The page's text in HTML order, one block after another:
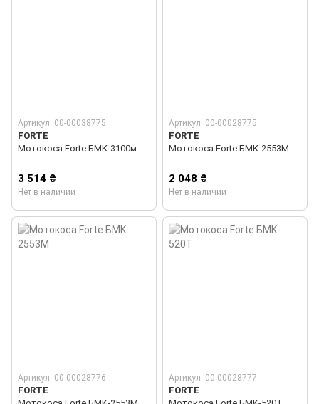
Артикул: 00-00038775
FORTE
Мотокосa Forte БMK-3100м
3 514 ₴
Нет в наличии
Артикул: 00-00028775
FORTE
Мотокосa Forte БMK-2553М
2 048 ₴
Нет в наличии
Артикул: 00-00028776
FORTE
Артикул: 00-00028777
FORTE